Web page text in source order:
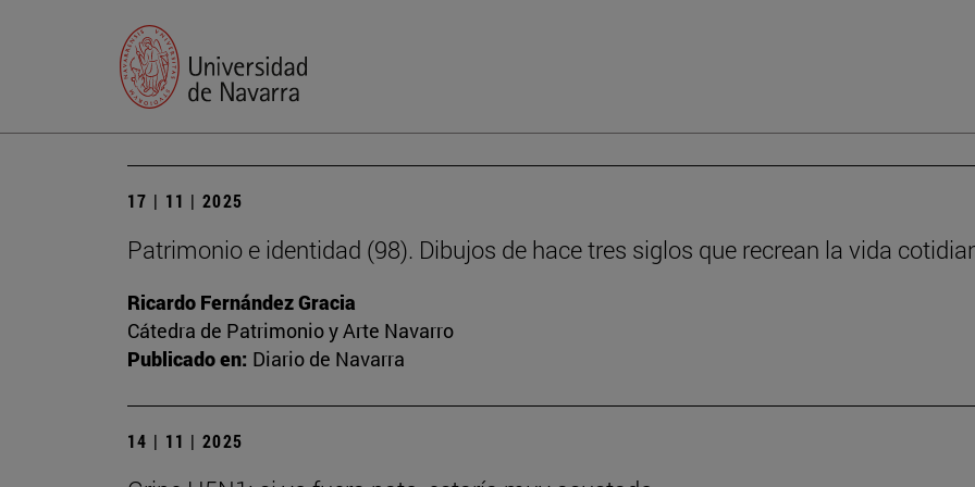
17 | 11 | 2025
Patrimonio e identidad (98). Dibujos de hace tres siglos que recrean la vida
Ricardo Fernández Gracia
Cátedra de Patrimonio y Arte Navarro
Publicado en: Diario de Navarra
14 | 11 | 2025